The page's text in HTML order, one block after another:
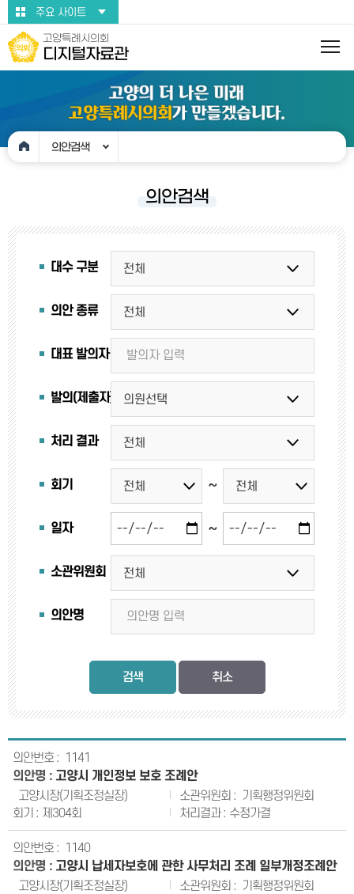
본문바로가기주요 사이트
고양특례시의회
디지털자료관
의안검색
의안검색
대수 구분
의안 종류
대표 발의자
발의(제출자)
처리 결과
회기 ~
일자 ~
소관위원회
의안명
검색
1141
고양시 개인정보 보호 조례안
고양시장(기획조정실장)
기획행정위원회
제304회
수정가결
1140
고양시 납세자보호에 관한 사무처리 조례 일부개정조례안
고양시장(기획조정실장)
기획행정위원회